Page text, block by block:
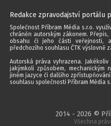
Redakce zpravodajství portálu
Společnost Příbram Média s.r.o.
chráněn autorským zákonem.
obsahu či jeho části veřejnosti,
předchozího souhlasu ČTK výslovně
Autorská práva vyhrazena.
jakýmkoli způsobem, mechanickým
jiném jazyce či dalšího
souhlasu společnosti Příbram Média
2014 - 2026 ©
Všechna